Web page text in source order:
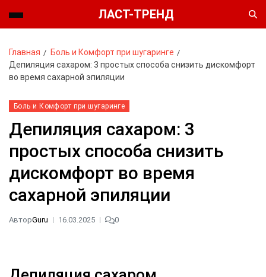
ЛАСТ-ТРЕНД
Главная
Боль и Комфорт при шугаринге
Депиляция сахаром: 3 простых способа снизить дискомфорт
во время сахарной эпиляции
Боль и Комфорт при шугаринге
Депиляция сахаром: 3
простых способа снизить
дискомфорт во время
сахарной эпиляции
АвторGuru 16.03.2025 0